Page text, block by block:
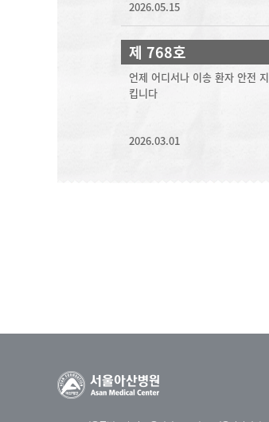
2026.05.15
제 768호
언제 어디서나 이송 환자 안전 지
킵니다
2026.03.01